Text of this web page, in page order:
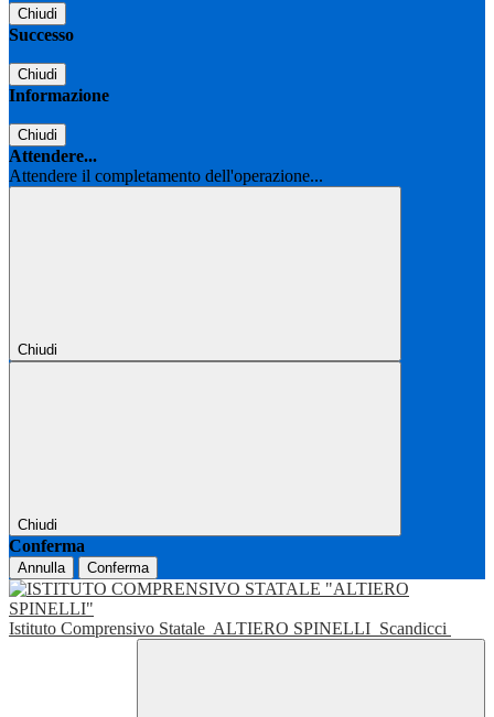
Chiudi
Successo
Chiudi
Informazione
Chiudi
Attendere...
Attendere il completamento dell'operazione...
Chiudi
Chiudi
Conferma
Annulla Conferma
Istituto Comprensivo Statale ALTIERO SPINELLI Scandicci